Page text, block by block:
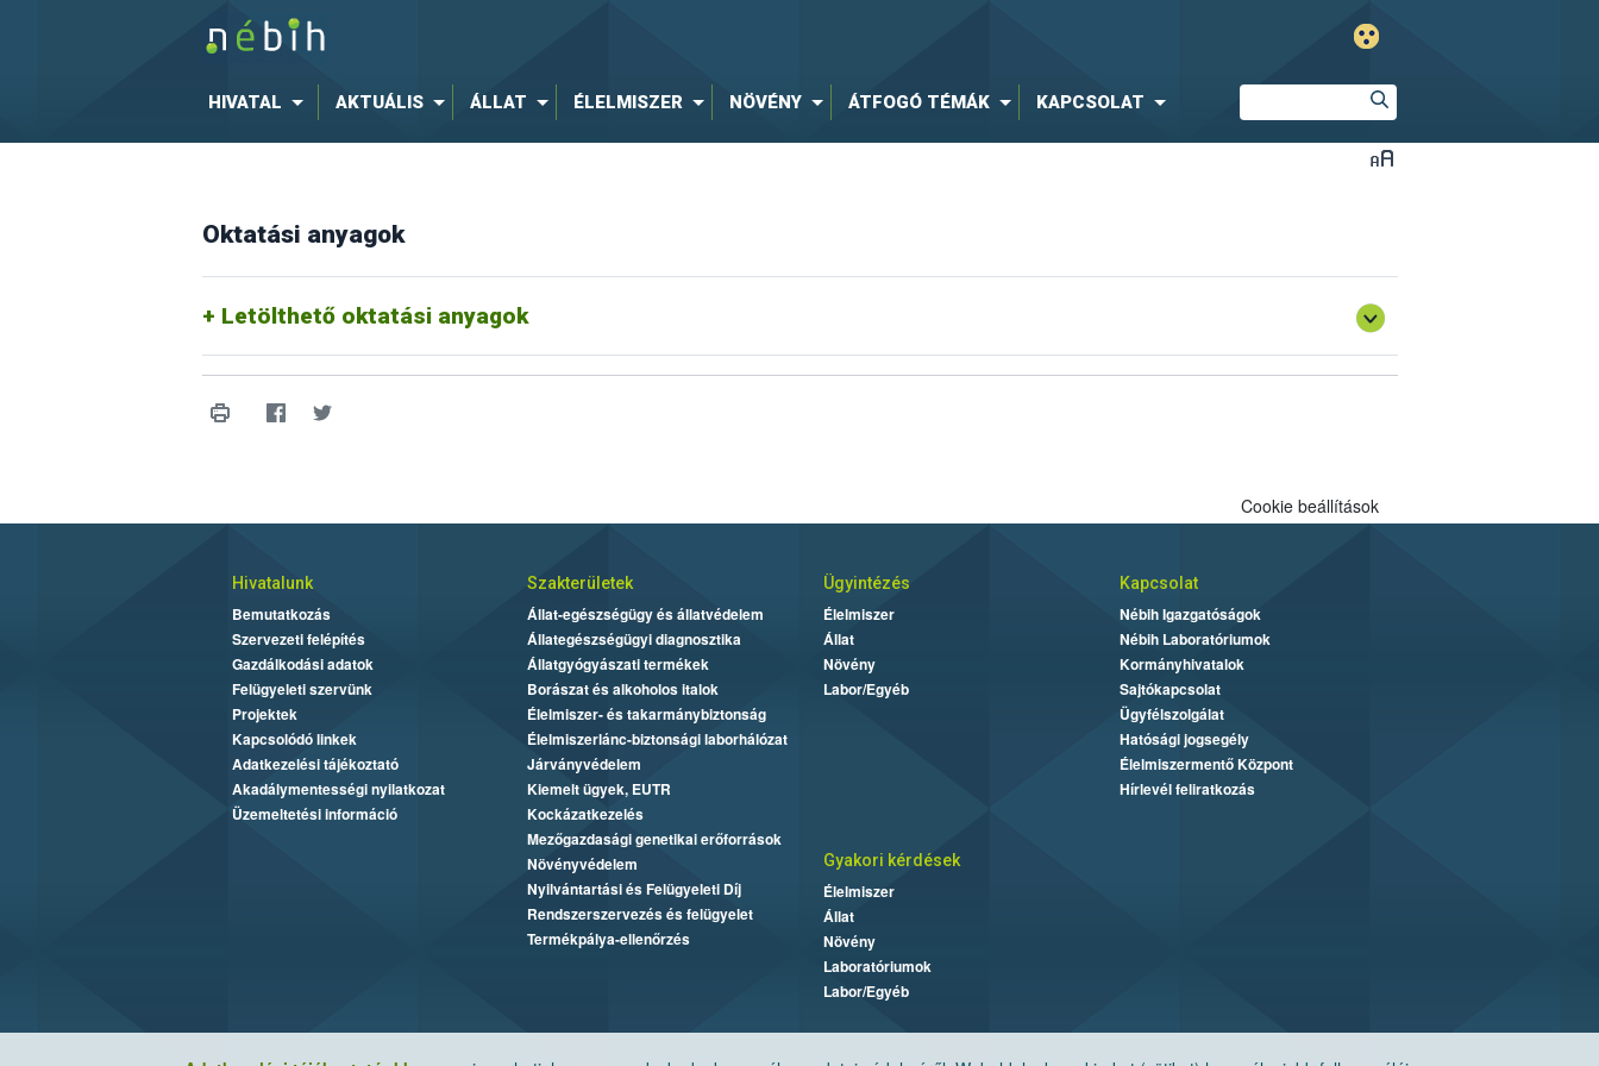
HIVATAL AKTUÁLIS ÁLLAT ÉLELMISZER NÖVÉNY ÁTFOGÓ TÉMÁK KAPCSOLAT
Oktatási anyagok
Letölthető oktatási anyagok
Cookie beállítások
Hivatalunk
Bemutatkozás
Szervezeti felépítés
Gazdálkodási adatok
Felügyeleti szervünk
Projektek
Kapcsolódó linkek
Adatkezelési tájékoztató
Akadálymentességi nyilatkozat
Üzemeltetési információ
Szakterületek
Állat-egészségügy és állatvédelem
Állategészségügyi diagnosztika
Állatgyógyászati termékek
Borászat és alkoholos italok
Élelmiszer- és takarmánybiztonság
Élelmiszerlánc-biztonsági laborhálózat
Járványvédelem
Kiemelt ügyek, EUTR
Kockázatkezelés
Mezőgazdasági genetikai erőforrások
Növényvédelem
Nyilvántartási és Felügyeleti Díj
Rendszerszervezés és felügyelet
Termékpálya-ellenőrzés
Ügyintézés
Élelmiszer
Állat
Növény
Labor/Egyéb
Kapcsolat
Nébih Igazgatóságok
Nébih Laboratóriumok
Kormányhivatalok
Sajtókapcsolat
Ügyfélszolgálat
Hatósági jogsegély
Élelmiszermentő Központ
Hírlevél feliratkozás
Gyakori kérdések
Élelmiszer
Állat
Növény
Laboratóriumok
Labor/Egyéb